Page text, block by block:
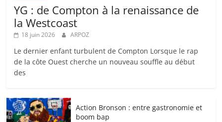
YG : de Compton à la renaissance de
la Westcoast
18 juin 2026 ARPOZ
Le dernier enfant turbulent de Compton Lorsque le rap
de la côte Ouest cherche un nouveau souffle au début
des
Action Bronson : entre gastronomie et
boom bap